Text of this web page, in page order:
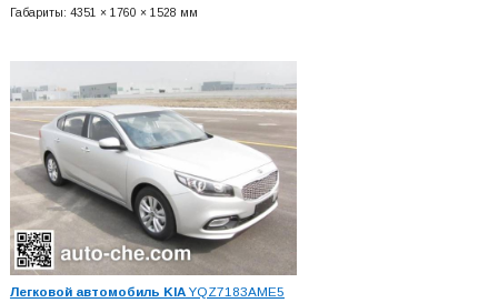
Габариты: 4351 × 1760 × 1528 мм
Легковой автомобиль KIAYQZ7183AME5